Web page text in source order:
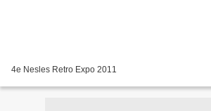
4e Nesles Retro Expo 2011